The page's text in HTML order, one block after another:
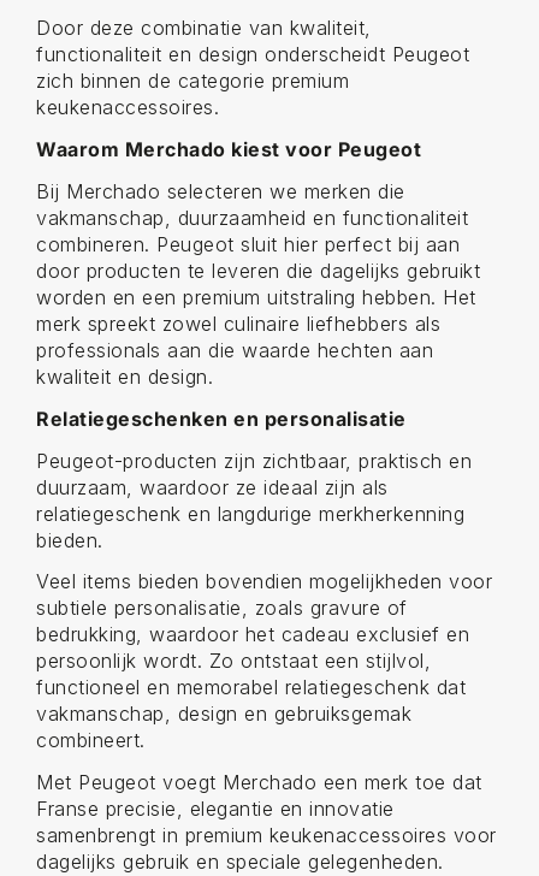
Door deze combinatie van kwaliteit,
functionaliteit en design onderscheidt Peugeot
zich binnen de categorie premium
keukenaccessoires.
Waarom Merchado kiest voor Peugeot
Bij Merchado selecteren we merken die
vakmanschap, duurzaamheid en functionaliteit
combineren. Peugeot sluit hier perfect bij aan
door producten te leveren die dagelijks gebruikt
worden en een premium uitstraling hebben. Het
merk spreekt zowel culinaire liefhebbers als
professionals aan die waarde hechten aan
kwaliteit en design.
Relatiegeschenken en personalisatie
Peugeot-producten zijn zichtbaar, praktisch en
duurzaam, waardoor ze ideaal zijn als
relatiegeschenk en langdurige merkherkenning
bieden.
Veel items bieden bovendien mogelijkheden voor
subtiele personalisatie, zoals gravure of
bedrukking, waardoor het cadeau exclusief en
persoonlijk wordt. Zo ontstaat een stijlvol,
functioneel en memorabel relatiegeschenk dat
vakmanschap, design en gebruiksgemak
combineert.
Met Peugeot voegt Merchado een merk toe dat
Franse precisie, elegantie en innovatie
samenbrengt in premium keukenaccessoires voor
dagelijks gebruik en speciale gelegenheden.